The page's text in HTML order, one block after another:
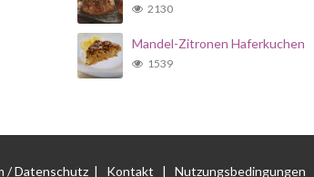
2130
Mandel-Zitronen Haferkuchen
1539
/ Datenschutz | Kontakt | Nutzungsbedingungen